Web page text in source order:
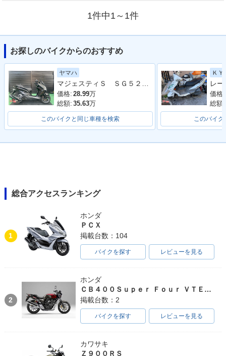
1件中1～1件
お探しのバイクからのおすすめ
ヤマハ
マジェスティＳ ＳＧ５２Ｊ 最終２０２０年モデル 純正ロングスクリーン ブラックメタリックＸ
価格: 28.99万
総額: 35.63万
このバイクと同じ車種を検索
ＫＹ
価格:
総額:
このバイク
総合アクセスランキング
1
ホンダ
ＰＣＸ
掲載台数：104
バイクを探す レビューを見る
2
ホンダ
ＣＢ４００Ｓｕｐｅｒ Ｆｏｕｒ ＶＴＥＣ ＳＰＥＣ３
掲載台数：2
バイクを探す レビューを見る
カワサキ
Ｚ９００ＲＳ